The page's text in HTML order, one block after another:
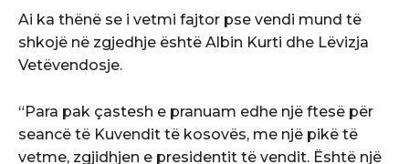
Ai ka thënë se i vetmi fajtor pse vendi mund të
shkojë në zgjedhje është Albin Kurti dhe Lëvizja
Vetëvendosje.
“Para pak çastesh e pranuam edhe një ftesë për
seancë të Kuvendit të kosovës, me një pikë të
vetme, zgjidhjen e presidentit të vendit. Është një